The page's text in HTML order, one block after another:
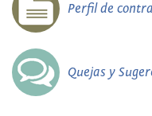
Perfil de
Quejas y